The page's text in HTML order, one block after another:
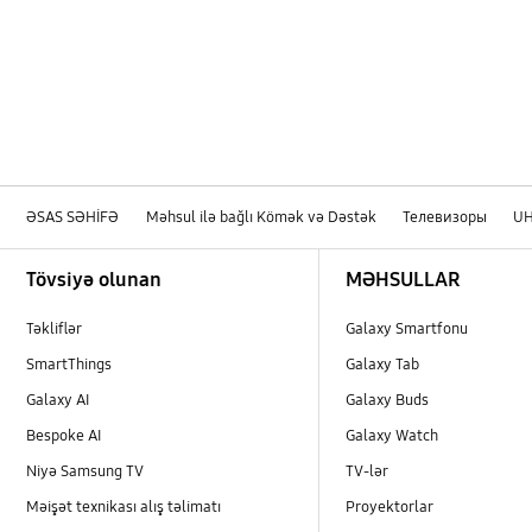
ƏSAS SƏHİFƏ Məhsul ilə bağlı Kömək və Dəstək Телевизоры
Tövsiyə olunan
Təkliflər
SmartThings
Galaxy AI
Bespoke AI
Niyə Samsung TV
Məişət texnikası alış təlimatı
MƏHSULLAR
Galaxy Smartfonu
Galaxy Tab
Galaxy Buds
Galaxy Watch
TV-lər
Proyektorlar